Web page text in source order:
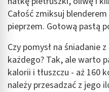
Całość zmiksuj
pieprzem. Gotową pastą
Czy pomysł na śniadanie
każdego? Tak, ale warto
kalorii i tłuszczu - aż 160
należy przesadzać z jego